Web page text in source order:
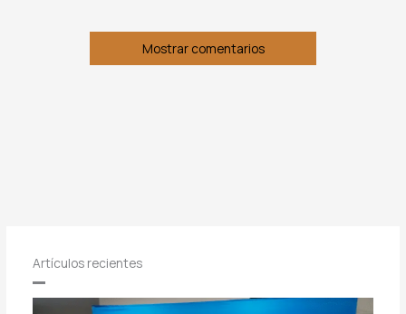
Mostrar comentarios
Artículos recientes